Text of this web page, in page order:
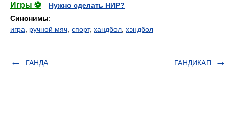
Игры ⚽
Нужно сделать НИР?
Синонимы:
игра
ручной мяч спорт, хандбол хэндбол
ГАНДА ГАНДИКАП